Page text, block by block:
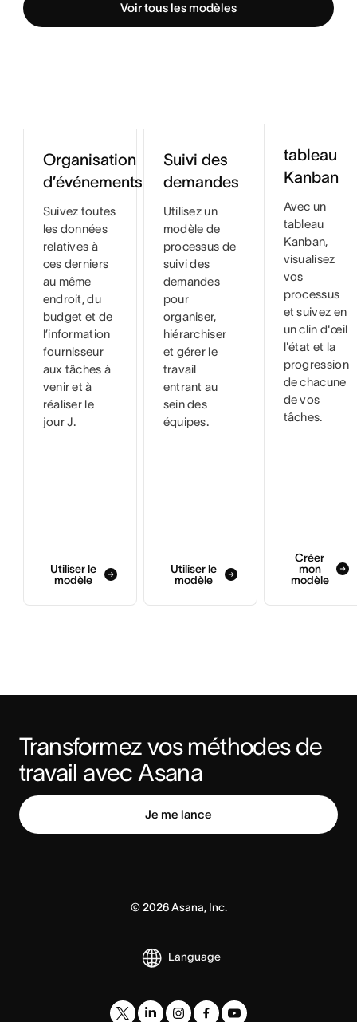
Voir tous les modèles
Organisation
d’événements
Suivez toutes
les données
relatives à
ces derniers
au même
endroit, du
budget et de
l’information
fournisseur
aux tâches à
venir et à
réaliser le
jour J.
Utiliser le
modèle
Suivi des
demandes
Utilisez un
modèle de
processus de
suivi des
demandes
pour
organiser,
hiérarchiser
et gérer le
travail
entrant au
sein des
équipes.
Utiliser le
modèle
tableau
Kanban
Avec un
tableau
Kanban,
visualisez
vos
processus
et suivez en
un clin d'œil
l'état et la
progression
de chacune
de vos
tâches.
Créer
mon
modèle
Transformez vos méthodes de
travail avec Asana
Je me lance
© 2026Asana, Inc.
Language